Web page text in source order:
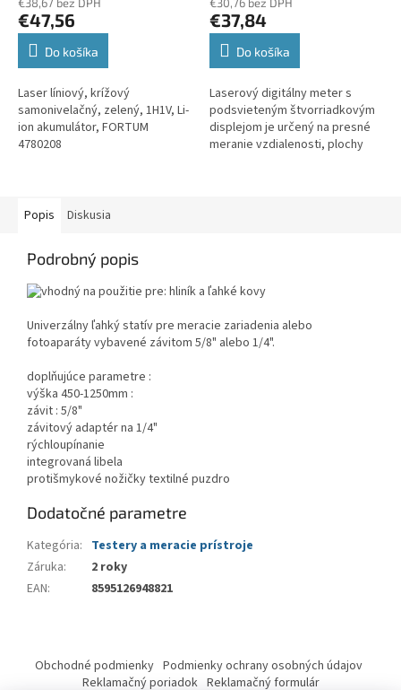
€47,56
Do košíka
Laser líniový, krížový
samonivelačný, zelený, 1H1V, Li-
ion akumulátor, FORTUM
4780208
€37,84
Do košíka
Laserový digitálny meter s
podsvieteným štvorriadkovým
displejom je určený na presné
meranie vzdialenosti, plochy
Popis Diskusia
Podrobný popis
Univerzálny ľahký statív pre meracie zariadenia alebo
fotoaparáty vybavené závitom 5/8" alebo 1/4".
doplňujúce parametre :
výška 450-1250mm :
závit : 5/8"
závitový adaptér na 1/4"
rýchloupínanie
integrovaná libela
protišmykové nožičky textilné puzdro
Dodatočné parametre
Kategória: Testery a meracie prístroje
Záruka:
2 roky
EAN: 8595126948821
Obchodné podmienky Podmienky ochrany osobných údajov
Reklamačný poriadok Reklamačný formulár